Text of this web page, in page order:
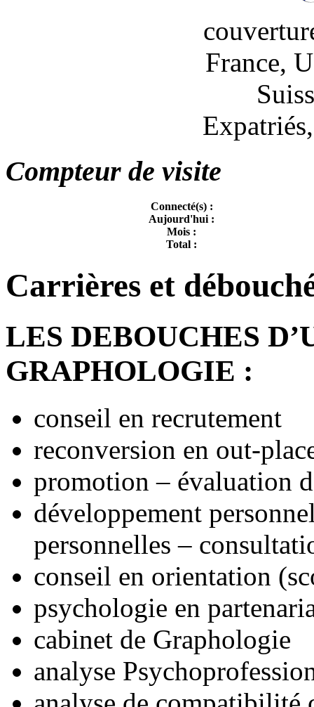
France,
Compteur de visite
Connecté(s) :
Aujourd'hui :
Mois :
Total :
Carrières et
LES DEBOUCHES
GRAPHOLOGIE :
conseil en recrutement
reconversion en out-
promotion – évaluation
développement
personnelles –
conseil en orientation
psychologie en
cabinet de Graphologie
analyse